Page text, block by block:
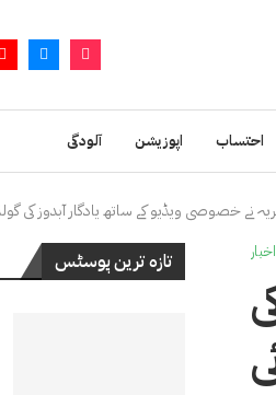
آلودگی اپوزیشن احتساب
نے خصوصی ویڈیو کے ساتھ یادگار آبدوز کی
اخبار تازہ ترین پوسٹس